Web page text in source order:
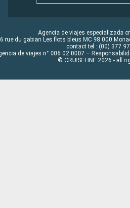
Agencia de viajes especializada
rue du gabian Les flots bleus MC 98 000
contact tel : (00) 377
de viajes n° 006 02 0007 –
© CRUISELINE 2026 - all